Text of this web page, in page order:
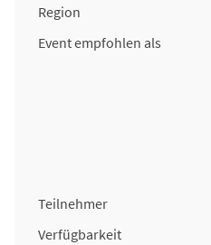
Region
Event empfohlen als
Teilnehmer
Verfügbarkeit